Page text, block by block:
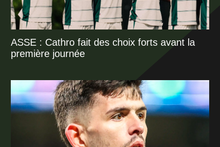
ASSE : Cathro fait des choix forts avant la
première journée